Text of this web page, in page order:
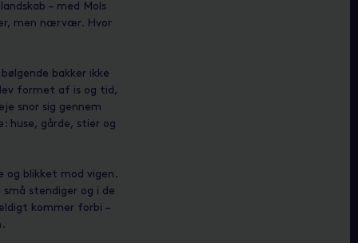
– med Mols
men nærvær. Hvor
bakker ikke
formet af is og tid,
snor sig gennem
huse, gårde, stier og
og blikket mod vigen.
stendiger og i de
kommer forbi –